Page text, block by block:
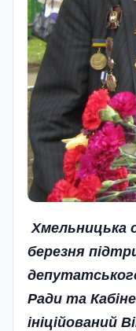
Хмельницька
березня
Ради та
ініційований